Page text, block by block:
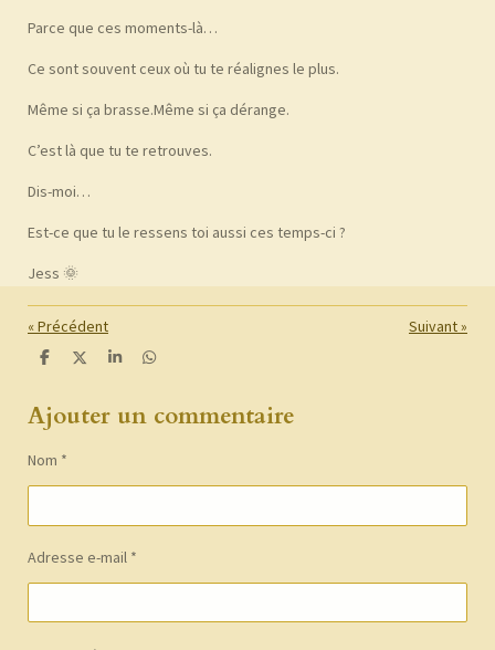
Parce que ces moments-là…
Ce sont souvent ceux où tu te réalignes le plus.
Même si ça brasse.Même si ça dérange.
C’est là que tu te retrouves.
Dis-moi…
Est-ce que tu le ressens toi aussi ces temps-ci ?
Jess 🌞
«Précédent Suivant»
P
t
a
e
r
P
t
a
P
a
P
a
Ajouter un commentaire
Nom *
Adresse e-mail *